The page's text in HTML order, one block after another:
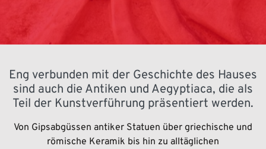
Eng verbunden mit der Geschichte des Hauses
sind auch die Antiken und Aegyptiaca, die als
Teil der Kunstverführung präsentiert werden.
Von Gipsabgüssen antiker Statuen über griechische und
römische Keramik bis hin zu alltäglichen